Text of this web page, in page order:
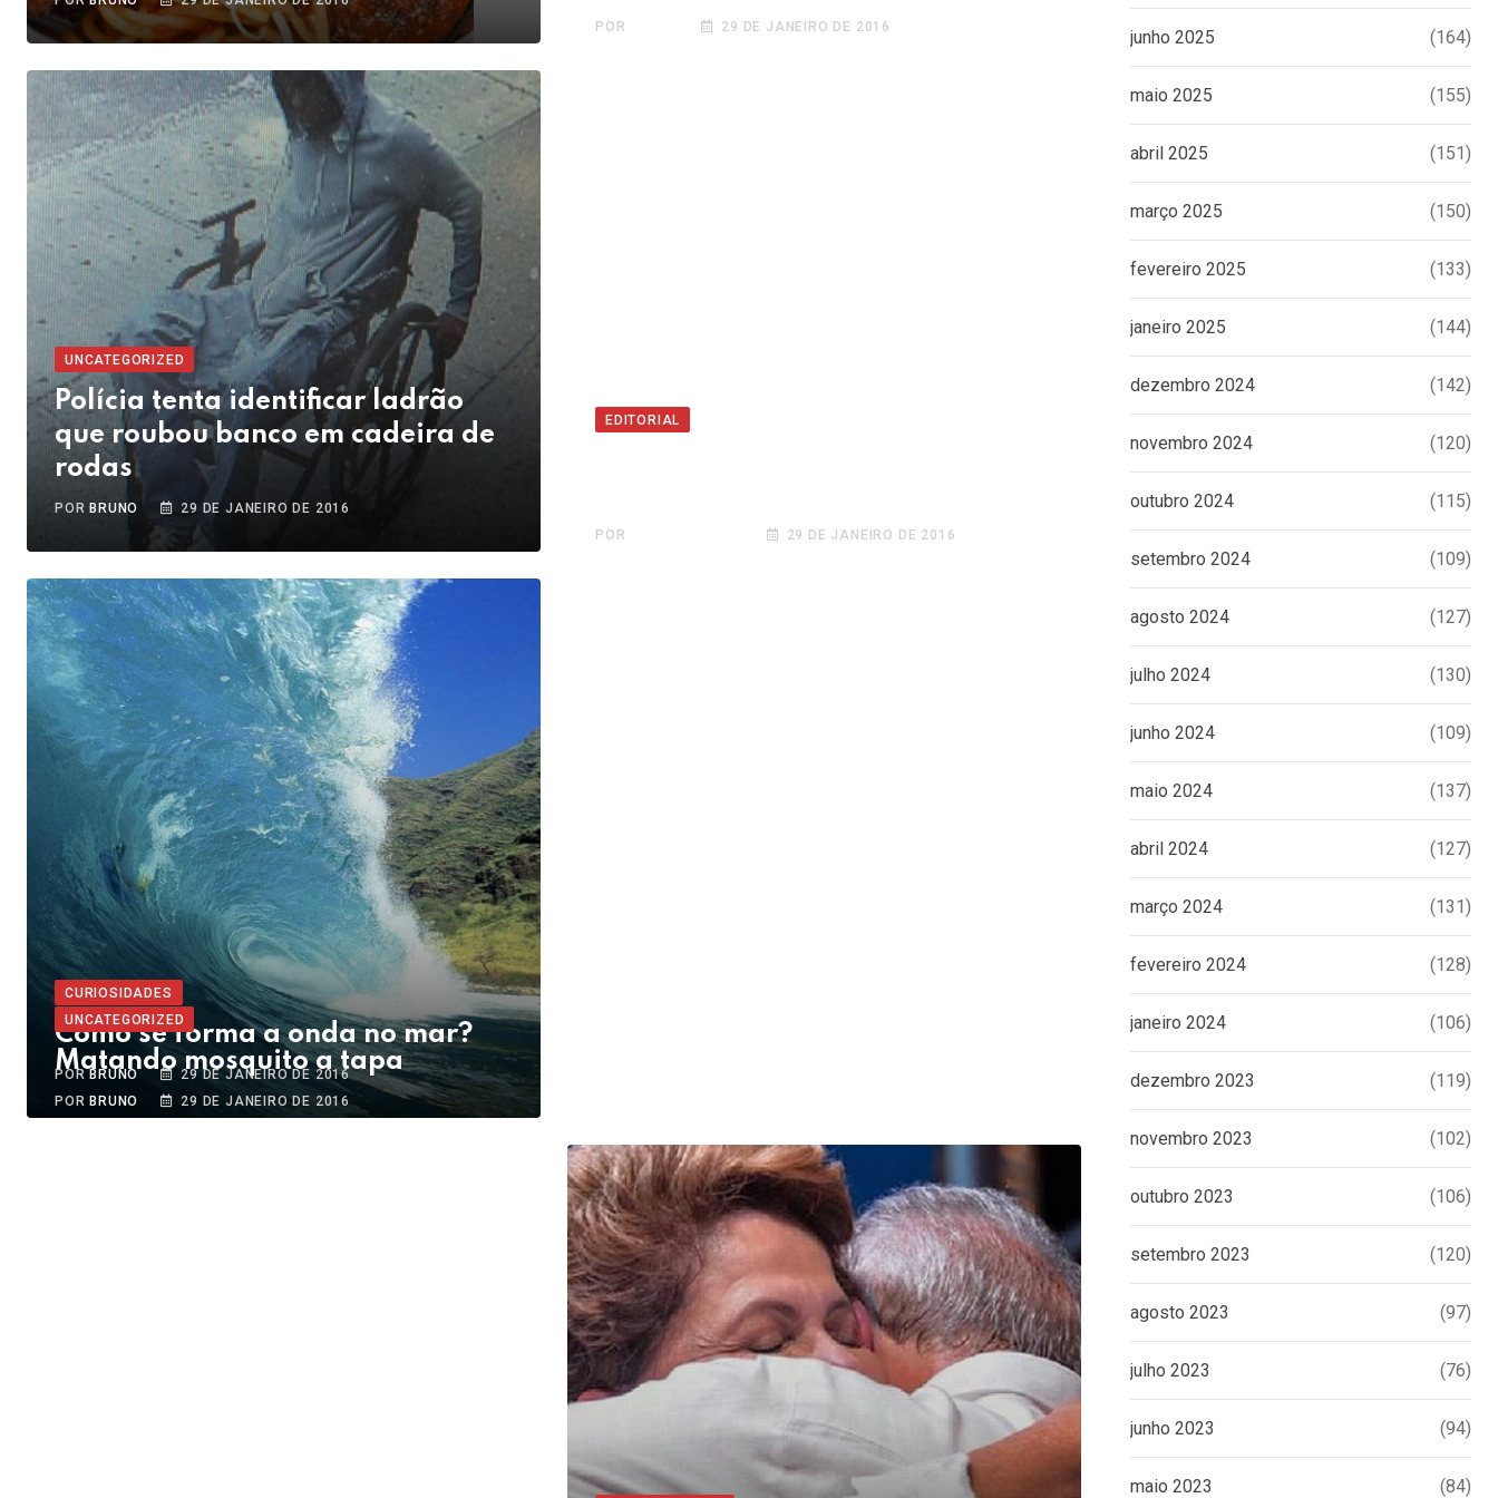
UNCATEGORIZED
Polícia tenta identificar ladrão
que roubou banco em cadeira de
rodas
POR BRUNO 29 DE JANEIRO DE 2016
POR 29 DE JANEIRO DE 2016
CURIOSIDADES
Como se forma a onda no mar?
POR BRUNO 29 DE JANEIRO DE 2016
EDITORIAL
POR 29 DE JANEIRO DE 2016
UNCATEGORIZED
Matando mosquito a tapa
POR BRUNO 29 DE JANEIRO DE 2016
junho 2025 (164)
maio 2025 (155)
abril 2025 (151)
março 2025 (150)
fevereiro 2025 (133)
janeiro 2025 (144)
dezembro 2024 (142)
novembro 2024 (120)
outubro 2024 (115)
setembro 2024 (109)
agosto 2024 (127)
julho 2024 (130)
junho 2024 (109)
maio 2024 (137)
abril 2024 (127)
março 2024 (131)
fevereiro 2024 (128)
janeiro 2024 (106)
dezembro 2023 (119)
novembro 2023 (102)
outubro 2023 (106)
setembro 2023 (120)
agosto 2023 (97)
julho 2023 (76)
junho 2023 (94)
maio 2023 (84)